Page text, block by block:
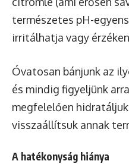
természetes pH-
irritálhatja vagy
Óvatosan bánjunk az
és mindig figyeljünk
megfelelően
visszaállítsuk annak
A hatékonyság hiánya